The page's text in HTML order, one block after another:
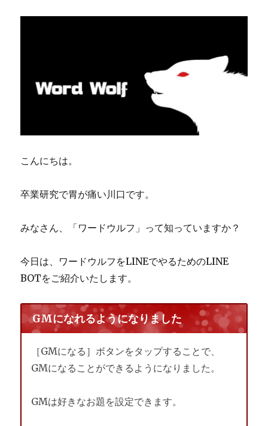
こんにちは。
卒業研究で胃が痛い川口です。
みなさん、「ワードウルフ」って知っていますか？
今日は、ワードウルフをLINEでやるためのLINE
BOTをご紹介いたします。
GMになれるようになりました
［GMになる］ボタンをタップすることで、
GMになることができるようになりました。
GMは好きなお題を設定できます。